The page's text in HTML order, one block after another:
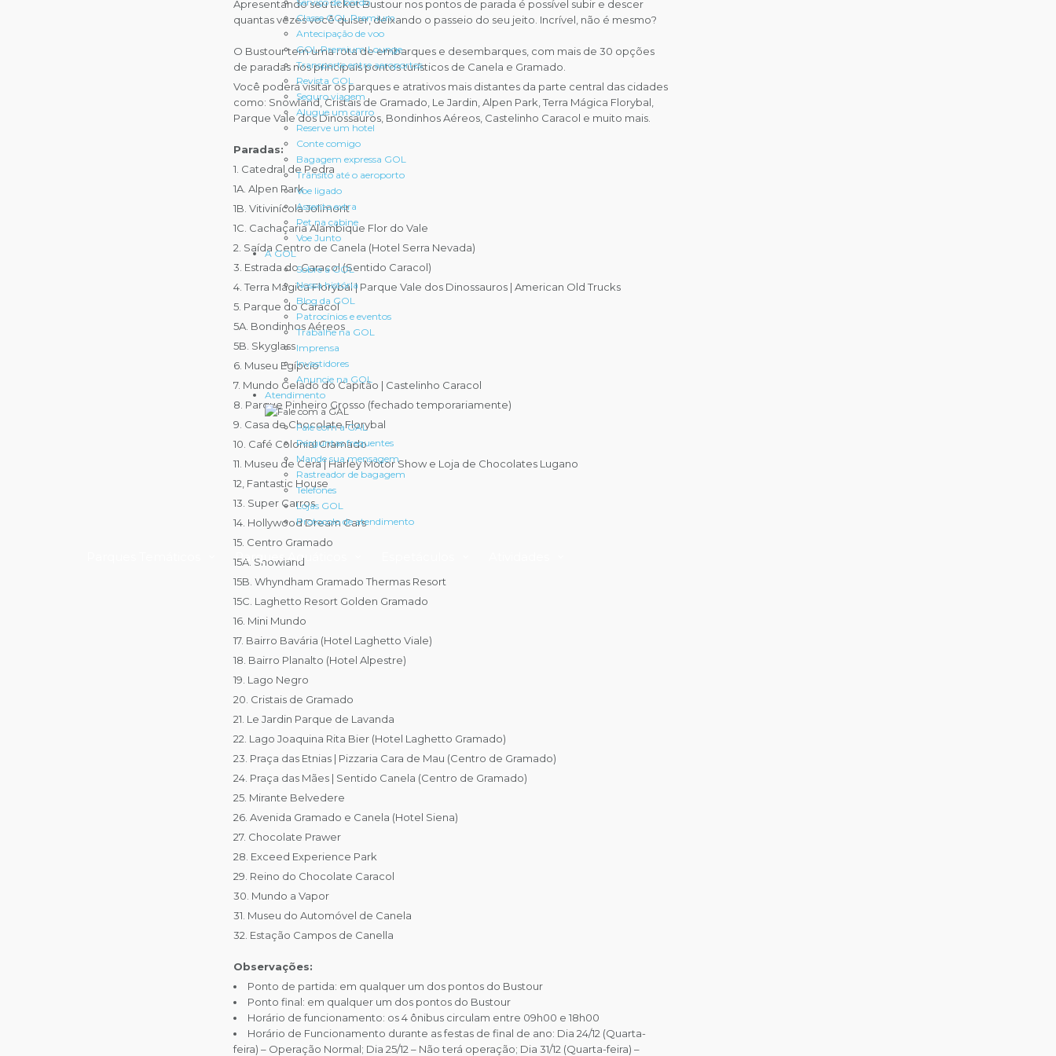
Classe GOL Premium
Antecipação de voo
GOL Premium Lounge
Transporte entre aeroportos
Revista GOL
Seguro viagem
Alugue um carro
Reserve um hotel
Conte comigo
Bagagem expressa GOL
Trânsito até o aeroporto
Voe ligado
Assento extra
Pet na cabine
Voe Junto
A GOL
Sobre a GOL
Nossa história
Blog da GOL
Patrocínios e eventos
Trabalhe na GOL
Imprensa
Investidores
Anuncie na GOL
Atendimento
Fale com a GAL
Perguntas frequentes
Mande sua mensagem
Rastreador de bagagem
Telefones
Lojas GOL
Protocolo de atendimento
Parques Aquáticos
Apresentando seu ticket Bustour nos pontos de parada é possível subir e descer
quantas vezes você quiser, deixando o passeio do seu jeito. Incrível, não é mesmo?
O Bustour tem uma rota de embarques e desembarques, com mais de 30 opções
de paradas nos principais pontos turísticos de Canela e Gramado.
Você poderá visitar os parques e atrativos mais distantes da parte central das cidades
como: Snowland, Cristais de Gramado, Le Jardin, Alpen Park, Terra Mágica Florybal,
Parque Vale dos Dinossauros, Bondinhos Aéreos, Castelinho Caracol e muito mais.
Paradas:
1. Catedral de Pedra
1A. Alpen Park
1B. Vitivinícola Jolimont
1C. Cachaçaria Alambique Flor do Vale
2. Saída Centro de Canela (Hotel Serra Nevada)
3. Estrada do Caracol (Sentido Caracol)
4. Terra Mágica Florybal | Parque Vale dos Dinossauros | American Old Trucks
5. Parque do Caracol
5A. Bondinhos Aéreos
5B. Skyglass
6. Museu Egípcio
7. Mundo Gelado do Capitão | Castelinho Caracol
8. Parque Pinheiro Grosso (fechado temporariamente)
9. Casa de Chocolate Florybal
10. Café Colonial Gramado
11. Museu de Cera | Harley Motor Show e Loja de Chocolates Lugano
12, Fantastic House
13. Super Carros
14. Hollywood Dream Cars
15. Centro Gramado
15A. Snowland
15B. Whyndham Gramado Thermas Resort
15C. Laghetto Resort Golden Gramado
16. Mini Mundo
17. Bairro Bavária (Hotel Laghetto Viale)
18. Bairro Planalto (Hotel Alpestre)
19. Lago Negro
20. Cristais de Gramado
21. Le Jardin Parque de Lavanda
22. Lago Joaquina Rita Bier (Hotel Laghetto Gramado)
23. Praça das Etnias | Pizzaria Cara de Mau (Centro de Gramado)
24. Praça das Mães | Sentido Canela (Centro de Gramado)
25. Mirante Belvedere
26. Avenida Gramado e Canela (Hotel Siena)
27. Chocolate Prawer
28. Exceed Experience Park
29. Reino do Chocolate Caracol
30. Mundo a Vapor
31. Museu do Automóvel de Canela
32. Estação Campos de Canella
Observações:
Ponto de partida: em qualquer um dos pontos do Bustour
Ponto final: em qualquer um dos pontos do Bustour
Horário de funcionamento: os 4 ônibus circulam entre 09h00 e 18h00
Horário de Funcionamento durante as festas de final de ano: Dia 24/12 (Quarta-
feira) – Operação Normal; Dia 25/12 – Não terá operação; Dia 31/12 (Quarta-feira) –